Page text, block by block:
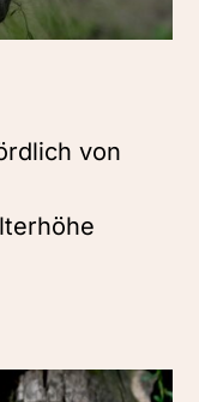
von